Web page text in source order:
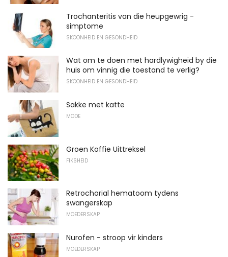
Trochanteritis van die heupgewrig -
simptome
SKOONHEID EN GESONDHEID
Wat om te doen met hardlywigheid by die
huis om vinnig die toestand te verlig?
SKOONHEID EN GESONDHEID
Sakke met katte
MODE
Groen Koffie Uittreksel
FIKSHEID
Retrochorial hematoom tydens
swangerskap
MOEDERSKAP
Nurofen - stroop vir kinders
MOEDERSKAP